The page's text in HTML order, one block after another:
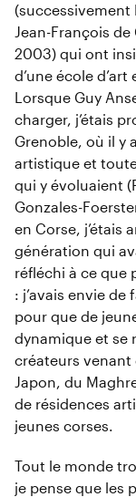
(successivement
Jean-François
2003) qui ont
d’une école d’art
Lorsque Guy
charger, j’étais
Grenoble, où il y
artistique et
qui y évoluaient
Gonzales-
en Corse, j’étais
génération qui
réfléchi à ce que
: j’avais envie
pour que de
dynamique et se
créateurs venant
Japon, du
de résidences
jeunes corses.
Tout le monde
je pense que les